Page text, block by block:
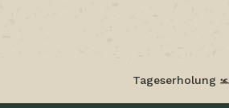
Tageserholung